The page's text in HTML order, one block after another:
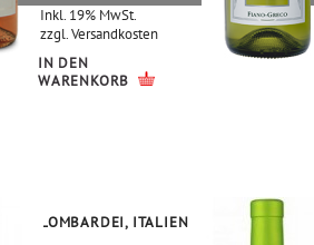
Inkl. 19% MwSt.
zzgl.Versandkosten
IN DEN
WARENKORB
LOMBARDEI, ITALIEN